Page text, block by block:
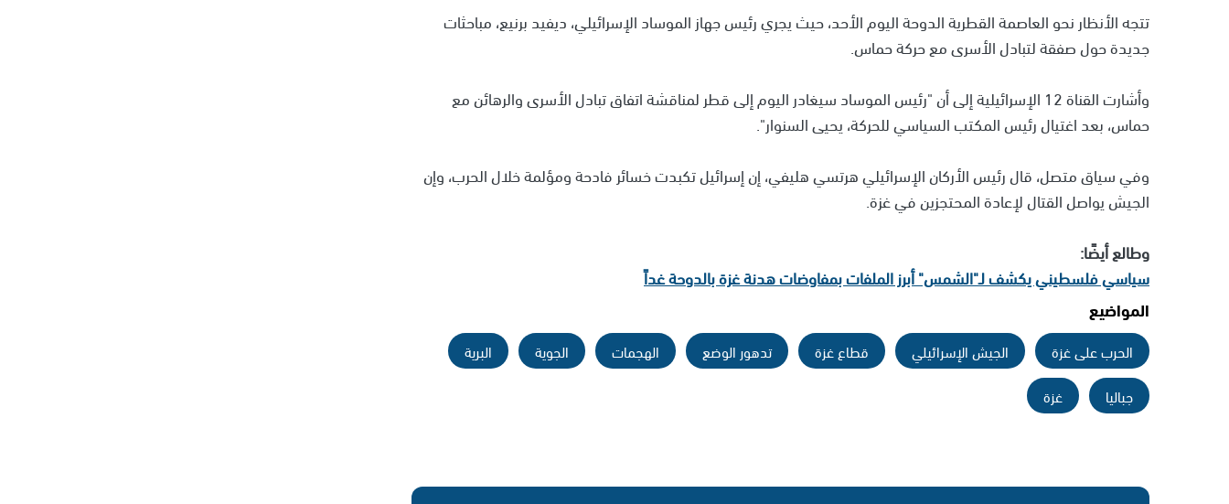
تتجه الأنظار نحو العاصمة القطرية الدوحة اليوم الأحد، حيث يجري رئيس جهاز الموساد الإسرائيلي، ديفيد برنيع، مباحثات
جديدة حول صفقة لتبادل الأسرى مع حركة حماس.
وأشارت القناة 12 الإسرائيلية إلى أن "رئيس الموساد سيغادر اليوم إلى قطر لمناقشة اتفاق تبادل الأسرى والرهائن مع
حماس، بعد اغتيال رئيس المكتب السياسي للحركة، يحيى السنوار".
وفي سياق متصل، قال رئيس الأركان الإسرائيلي هرتسي هليفي، إن إسرائيل تكبدت خسائر فادحة ومؤلمة خلال الحرب، وإن
الجيش يواصل القتال لإعادة المحتجزين في غزة.
وطالع أيضًا:
سياسي فلسطيني يكشف لـ"الشمس" أبرز الملفات بمفاوضات هدنة غزة بالدوحة غداً
المواضيع
الحرب على غزة الجيش الإسرائيلي قطاع غزة تدهور الوضع الهجمات الجوية
البرية
جباليا
غزة